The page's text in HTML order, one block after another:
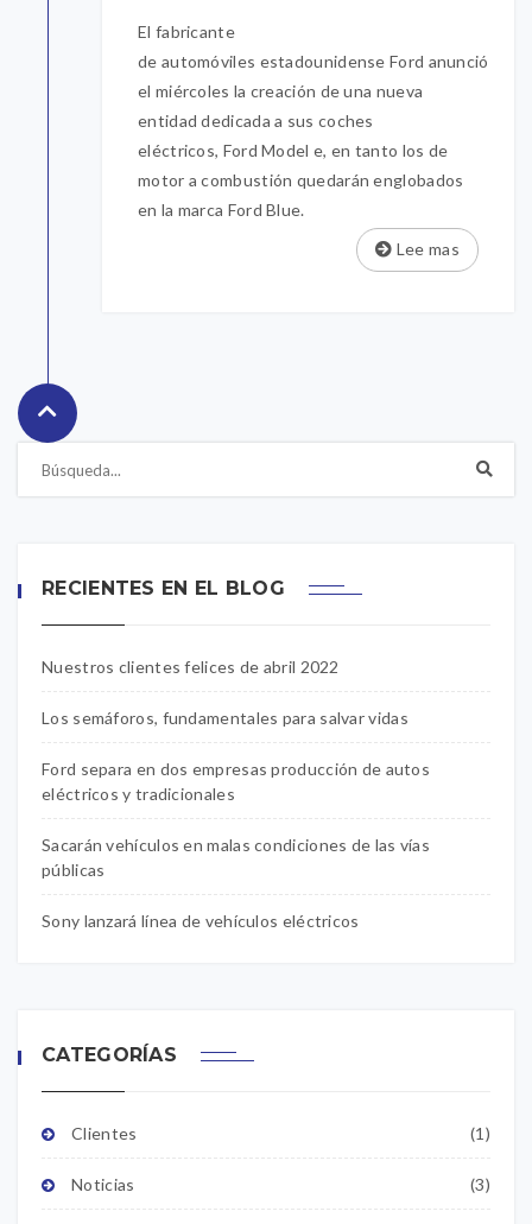
El fabricante
de automóviles estadounidense Ford anunció
el miércoles la creación de una nueva
entidad dedicada a sus coches
eléctricos, Ford Model e, en tanto los de
motor a combustión quedarán englobados
en la marca Ford Blue.
Lee mas
RECIENTES EN EL BLOG
Nuestros clientes felices de abril 2022
Los semáforos, fundamentales para salvar vidas
Ford separa en dos empresas producción de autos
eléctricos y tradicionales
Sacarán vehículos en malas condiciones de las vías
públicas
Sony lanzará línea de vehículos eléctricos
CATEGORÍAS
Clientes (1)
Noticias (3)